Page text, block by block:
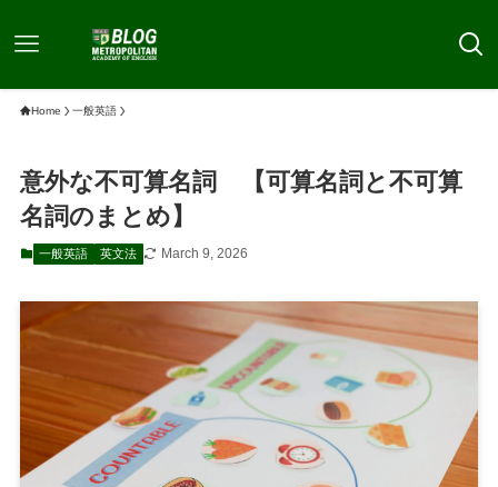
Home 一般英語
意外な不可算名詞 【可算名詞と不可算
名詞のまとめ】
一般英語 英文法 March 9, 2026